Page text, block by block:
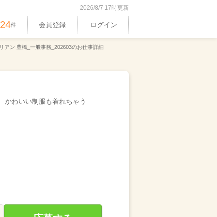
2026/8/7 17時更新
件 会員登録 ログイン
アン 豊橋_一般事務_202603のお仕事詳細
かわいい制服も着れちゃう